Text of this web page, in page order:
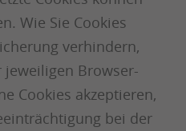
Wie Sie Cookies
verhindern,
Browser-
Cookies akzeptieren,
bei der